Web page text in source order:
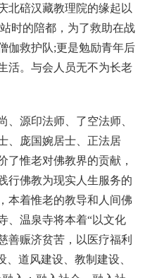
北碚汉藏教理院的缘起以
时的陪都，为了救助在战
伽救护队;更是勉励青年后
活。与会人员无不为长老
源印法师、了空法师、
、庞国婉居士、正法居
了惟老对佛教界的贡献，
行佛教为现实人生服务的
本着惟老的教导和人间佛
、温泉寺将本着“以文化
善赈济贫苦，以医疗福利
、道风建设、教制建设、